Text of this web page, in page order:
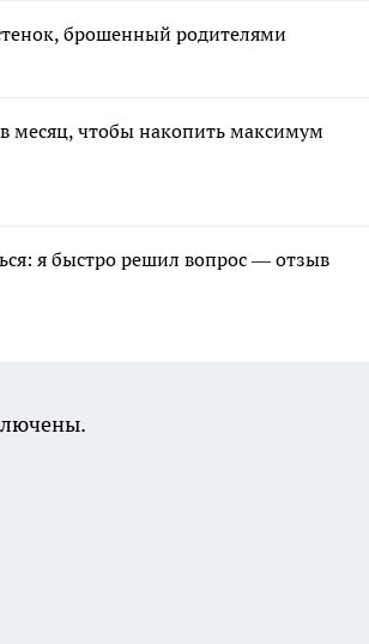
брошенный родителями
месяц, чтобы накопить максимум
я быстро решил вопрос — отзыв